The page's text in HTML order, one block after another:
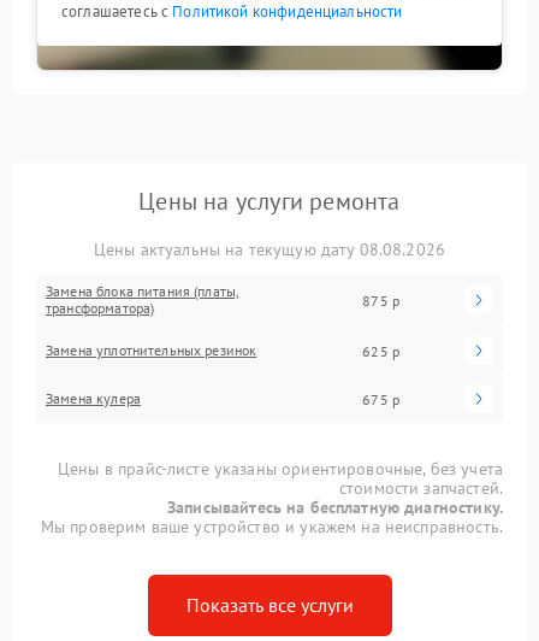
соглашаетесь с Политикой конфиденциальности
Цены на услуги ремонта
Цены актуальны на текущую дату 08.08.2026
Замена блока питания (платы,
трансформатора)
875 р
Замена уплотнительных резинок 625 р
Замена кулера 675 р
Цены в прайс-листе указаны ориентировочные, без учета
стоимости запчастей.
Записывайтесь на бесплатную диагностику.
Мы проверим ваше устройство и укажем на неисправность.
Показать все услуги